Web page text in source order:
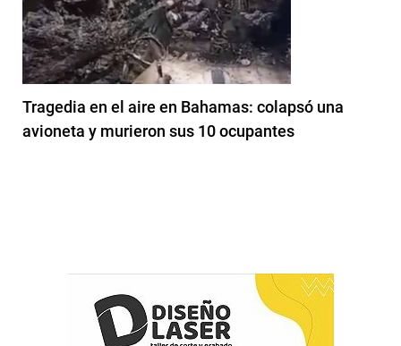
Tragedia en el aire en Bahamas: colapsó una
avioneta y murieron sus 10 ocupantes